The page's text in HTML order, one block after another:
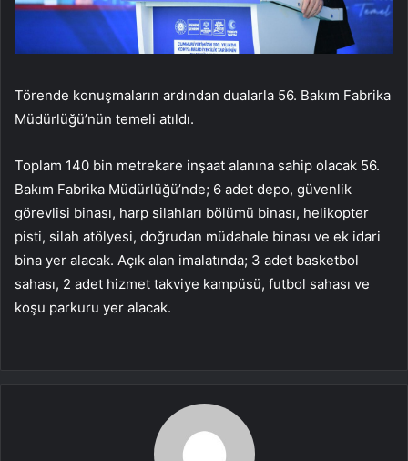
Törende konuşmaların ardından dualarla 56. Bakım Fabrika
Müdürlüğü’nün temeli atıldı.
Toplam 140 bin metrekare inşaat alanına sahip olacak 56.
Bakım Fabrika Müdürlüğü’nde; 6 adet depo, güvenlik
görevlisi binası, harp silahları bölümü binası, helikopter
pisti, silah atölyesi, doğrudan müdahale binası ve ek idari
bina yer alacak. Açık alan imalatında; 3 adet basketbol
sahası, 2 adet hizmet takviye kampüsü, futbol sahası ve
koşu parkuru yer alacak.